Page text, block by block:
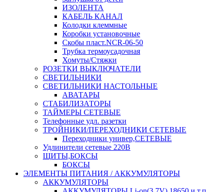
ИЗОЛЕНТА
КАБЕЛЬ КАНАЛ
Колодки клеммные
Коробки установочные
Скобы пласт.NCR-06-50
Трубка термоусадочная
Хомуты/Стяжки
РОЗЕТКИ ВЫКЛЮЧАТЕЛИ
СВЕТИЛЬНИКИ
СВЕТИЛЬНИКИ НАСТОЛЬНЫЕ
АВАТАРЫ
СТАБИЛИЗАТОРЫ
ТАЙМЕРЫ СЕТЕВЫЕ
Телефонные удл. разетки
ТРОЙНИКИ/ПЕРЕХОДНИКИ СЕТЕВЫЕ
Переходники универ,СЕТЕВЫЕ
Удлинители сетевые 220В
ЩИТЫ,БОКСЫ
БОКСЫ
ЭЛЕМЕНТЫ ПИТАНИЯ / АККУМУЛЯТОРЫ
АККУМУЛЯТОРЫ